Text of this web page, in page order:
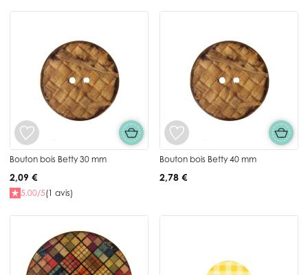
Bouton bois Betty 30 mm
2,09 €
5.00/5(1 avis)
Bouton bois Betty 40 mm
2,78 €